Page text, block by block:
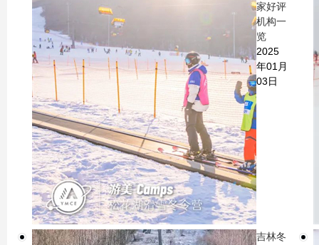
家好评
机构一
览
2025
年01月
03日
吉林冬